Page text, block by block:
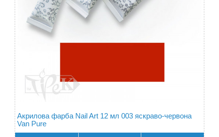
Акрилова фарба Nail Art 12 мл 003 яскраво-червона
Van Pure